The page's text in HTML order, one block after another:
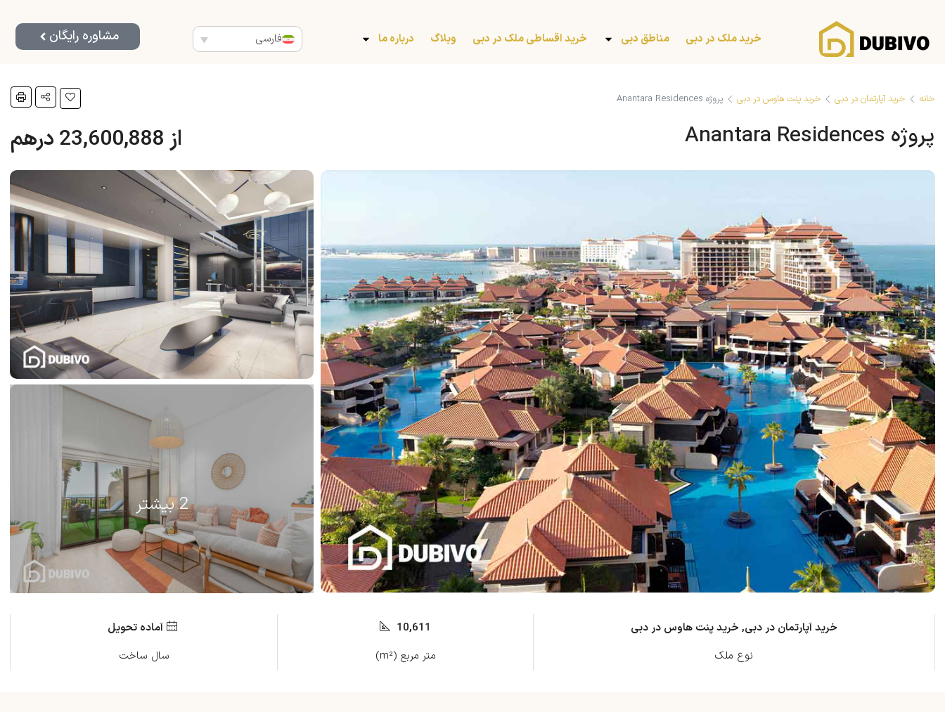
خرید ملک در دبی مناطق دبی خرید اقساطی ملک در دبی وبلاگ درباره ما فارسی مشاوره رایگان
خانه خرید آپارتمان در دبی خرید پنت هاوس در دبی پروژه Anantara Residences
پروژه Anantara Residences از 23,600,888 درهم
2 بیشتر
خرید آپارتمان در دبی, خرید پنت هاوس در دبی
نوع ملک
10,611
متر مربع (m²)
آماده تحویل
سال ساخت